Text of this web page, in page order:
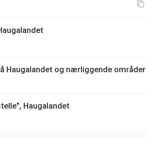
Haugalandet og nærliggende områder
Haugalandet